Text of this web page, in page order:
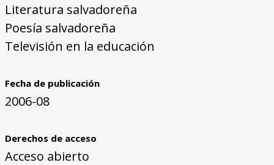
Literatura salvadoreña
Poesía salvadoreña
Televisión en la educación
Fecha de publicación
2006-08
Derechos de acceso
Acceso abierto